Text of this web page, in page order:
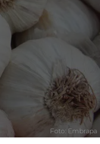
Foto: Embrapa